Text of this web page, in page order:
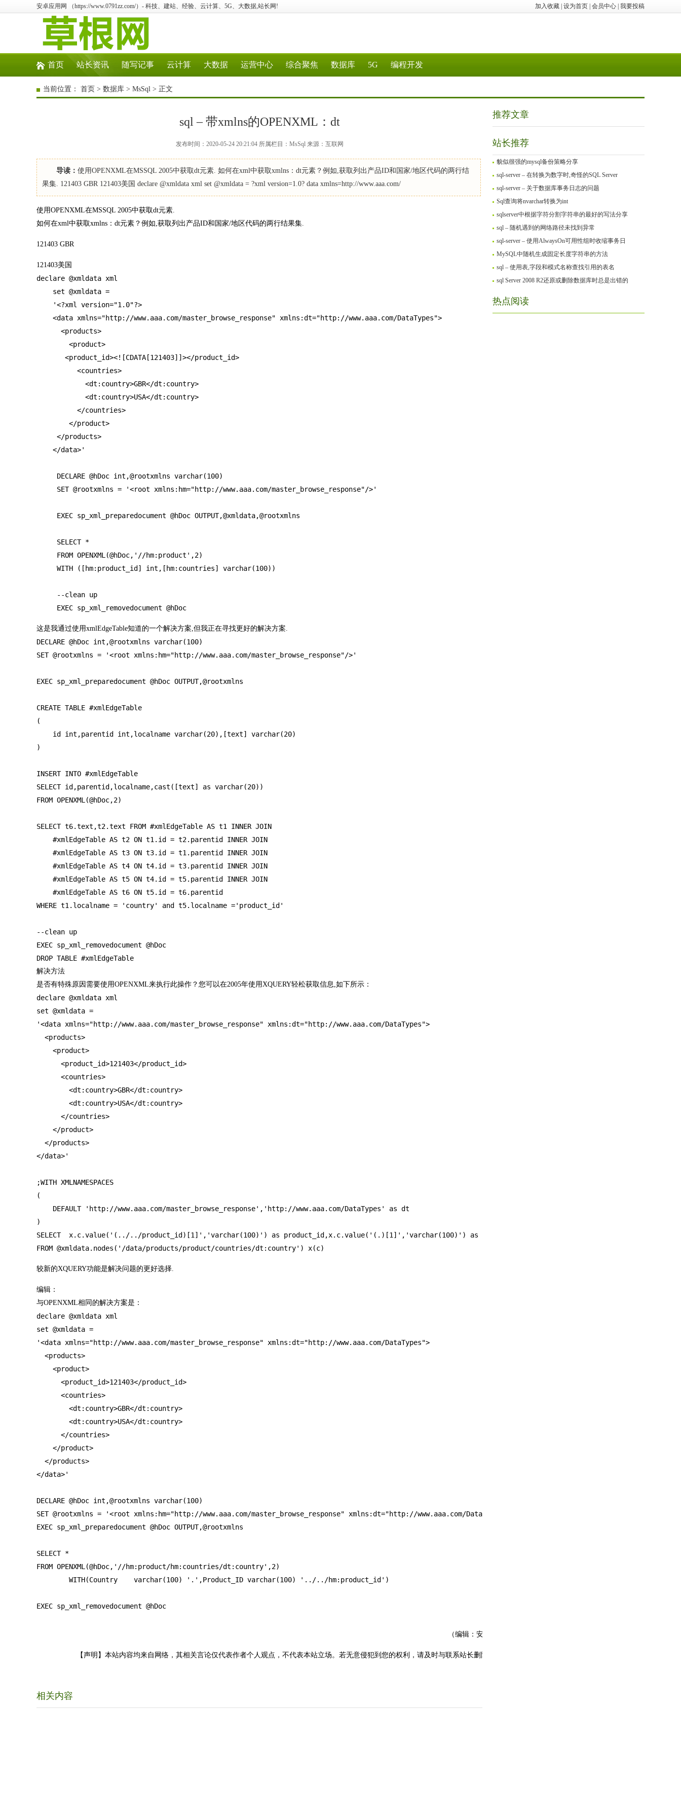
加入收藏 设为首页 会员中心 我要投稿
安卓应用网 （https://www.0791zz.com/）- 科技、建站、经验、云计算、5G、大数据,站长网!
首页 站长资讯 随写记事 云计算 大数据 运营中心 综合聚焦 数据库 5G 编程开发
当前位置： 首页 > 数据库 > MsSql > 正文
sql – 带xmlns的OPENXML：dt
发布时间：2020-05-24 20:21:04 所属栏目：MsSql 来源：互联网
导读： 使用OPENXML在MSSQL 2005中获取dt元素. 如何在xml中获取xmlns：dt元素？例如,获取列出产品ID和国家/地区代码的两行结
果集. 121403 GBR 121403美国 declare @xmldata xml set @xmldata = ?xml version=1.0? data xmlns=http://www.aaa.com/
使用OPENXML在MSSQL 2005中获取dt元素.
如何在xml中获取xmlns：dt元素？例如,获取列出产品ID和国家/地区代码的两行结果集.
121403 GBR
121403美国
declare @xmldata xml
    set @xmldata =
    '<?xml version="1.0"?>
    <data xmlns="http://www.aaa.com/master_browse_response" xmlns:dt="http://www.aaa.com/DataTypes">
      <products>
        <product>
       <product_id><![CDATA[121403]]></product_id>
          <countries>
            <dt:country>GBR</dt:country>
            <dt:country>USA</dt:country>
          </countries>
        </product>
     </products>
    </data>'
     DECLARE @hDoc int,@rootxmlns varchar(100)
     SET @rootxmlns = '<root xmlns:hm="http://www.aaa.com/master_browse_response"/>'
     EXEC sp_xml_preparedocument @hDoc OUTPUT,@xmldata,@rootxmlns
     SELECT *
     FROM OPENXML(@hDoc,'//hm:product',2)
     WITH ([hm:product_id] int,[hm:countries] varchar(100))
     --clean up
     EXEC sp_xml_removedocument @hDoc
这是我通过使用xmlEdgeTable知道的一个解决方案,但我正在寻找更好的解决方案.
DECLARE @hDoc int,@rootxmlns varchar(100)
SET @rootxmlns = '<root xmlns:hm="http://www.aaa.com/master_browse_response"/>'
EXEC sp_xml_preparedocument @hDoc OUTPUT,@rootxmlns
CREATE TABLE #xmlEdgeTable
(
    id int,parentid int,localname varchar(20),[text] varchar(20)
)
INSERT INTO #xmlEdgeTable
SELECT id,parentid,localname,cast([text] as varchar(20))
FROM OPENXML(@hDoc,2)
SELECT t6.text,t2.text FROM #xmlEdgeTable AS t1 INNER JOIN
    #xmlEdgeTable AS t2 ON t1.id = t2.parentid INNER JOIN
    #xmlEdgeTable AS t3 ON t3.id = t1.parentid INNER JOIN
    #xmlEdgeTable AS t4 ON t4.id = t3.parentid INNER JOIN
    #xmlEdgeTable AS t5 ON t4.id = t5.parentid INNER JOIN
    #xmlEdgeTable AS t6 ON t5.id = t6.parentid
WHERE t1.localname = 'country' and t5.localname ='product_id'
--clean up
EXEC sp_xml_removedocument @hDoc
DROP TABLE #xmlEdgeTable
解决方法
是否有特殊原因需要使用OPENXML来执行此操作？您可以在2005年使用XQUERY轻松获取信息,如下所示：
declare @xmldata xml
set @xmldata =
'<data xmlns="http://www.aaa.com/master_browse_response" xmlns:dt="http://www.aaa.com/DataTypes">
  <products>
    <product>
      <product_id>121403</product_id>
      <countries>
        <dt:country>GBR</dt:country>
        <dt:country>USA</dt:country>
      </countries>
    </product>
  </products>
</data>'
;WITH XMLNAMESPACES
(
    DEFAULT 'http://www.aaa.com/master_browse_response','http://www.aaa.com/DataTypes' as dt
)
SELECT  x.c.value('(../../product_id)[1]','varchar(100)') as product_id,x.c.value('(.)[1]','varchar(100)') as country
FROM @xmldata.nodes('/data/products/product/countries/dt:country') x(c)
较新的XQUERY功能是解决问题的更好选择.
编辑：
与OPENXML相同的解决方案是：
declare @xmldata xml
set @xmldata =
'<data xmlns="http://www.aaa.com/master_browse_response" xmlns:dt="http://www.aaa.com/DataTypes">
  <products>
    <product>
      <product_id>121403</product_id>
      <countries>
        <dt:country>GBR</dt:country>
        <dt:country>USA</dt:country>
      </countries>
    </product>
  </products>
</data>'
DECLARE @hDoc int,@rootxmlns varchar(100)
SET @rootxmlns = '<root xmlns:hm="http://www.aaa.com/master_browse_response" xmlns:dt="http://www.aaa.com/DataTypes"/>'
EXEC sp_xml_preparedocument @hDoc OUTPUT,@rootxmlns
SELECT *
FROM OPENXML(@hDoc,'//hm:product/hm:countries/dt:country',2)
        WITH(Country    varchar(100) '.',Product_ID varchar(100) '../../hm:product_id')
EXEC sp_xml_removedocument @hDoc
（编辑：安卓应用网）
【声明】本站内容均来自网络，其相关言论仅代表作者个人观点，不代表本站立场。若无意侵犯到您的权利，请及时与联系站长删除相关内容!
相关内容
推荐文章
站长推荐
貌似很强的mysql备份策略分享
sql-server – 在转换为数字时,奇怪的SQL Server
sql-server – 关于数据库事务日志的问题
Sql查询将nvarchar转换为int
sqlserver中根据字符分割字符串的最好的写法分享
sql – 随机遇到的网络路径未找到异常
sql-server – 使用AlwaysOn可用性组时收缩事务日
MySQL中随机生成固定长度字符串的方法
sql – 使用表,字段和模式名称查找引用的表名
sql Server 2008 R2还原或删除数据库时总是出错的
热点阅读